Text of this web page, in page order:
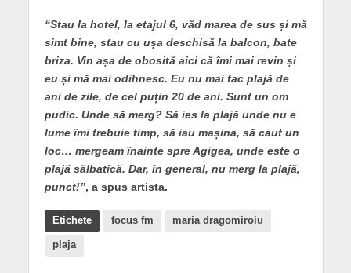
“Stau la hotel, la etajul 6, văd marea de sus și mă
simt bine, stau cu ușa deschisă la balcon, bate
briza. Vin așa de obosită aici că îmi mai revin și
eu și mă mai odihnesc. Eu nu mai fac plajă de
ani de zile, de cel puțin 20 de ani. Sunt un om
pudic. Unde să merg? Să ies la plajă unde nu e
lume îmi trebuie timp, să iau mașina, să caut un
loc… mergeam înainte spre Agigea, unde este o
plajă sălbatică. Dar, în general, nu merg la plajă,
punct!”, a spus artista.
Etichete focus fm maria dragomiroiu
plaja